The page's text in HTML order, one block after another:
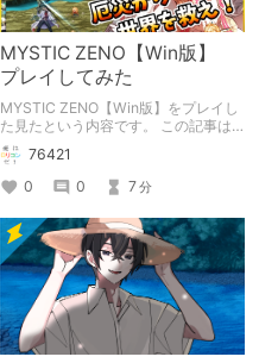
MYSTIC ZENO【Win版】
プレイしてみた
MYSTIC ZENO【Win版】をプレイし
た見たという内容です。 この記事は
通常のクリエイターズ記事です。
76421
0
0 7分